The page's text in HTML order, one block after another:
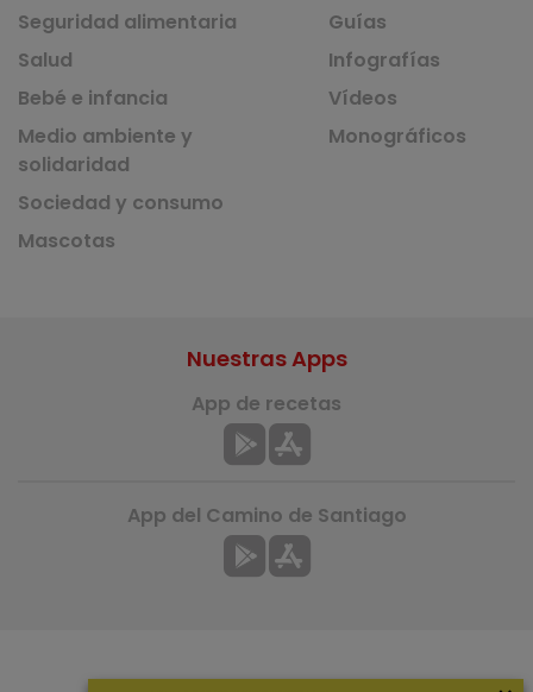
Seguridad alimentaria
Salud
Bebé e infancia
Medio ambiente y
solidaridad
Sociedad y consumo
Mascotas
Guías
Infografías
Vídeos
Monográficos
Nuestras Apps
App de recetas
App del Camino de Santiago